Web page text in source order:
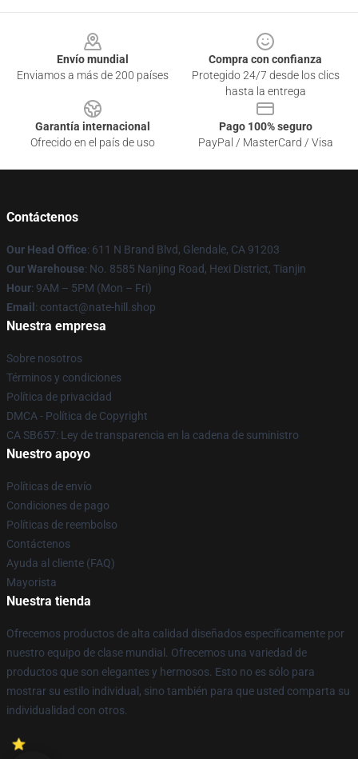
Envío mundial
Enviamos a más de 200 países
Compra con confianza
Protegido 24/7 desde los clics
hasta la entrega
Garantía internacional
Ofrecido en el país de uso
Pago 100% seguro
PayPal / MasterCard / Visa
Contáctenos
Our Head Office: 611 N Brand Blvd, Glendale, CA 91203
Our Warehouse: No. 8585 Nanjing Road, Hexi District, Tianjin
Hour: 9AM – 5PM (Mon – Fri)
Email : contact@nate-hill.shop
Nuestra empresa
Sobre nosotros
Términos y condiciones
Política de privacidad
DMCA - Política de Copyright
CA SB657: Ley de transparencia en la cadena de suministro
Nuestro apoyo
Políticas de envío
Condiciones de pago
Políticas de reembolso
Contáctenos
Ayuda al cliente (FAQ)
Mayorista
Nuestra tienda
Ofrecemos productos de alta calidad diseñados específicamente por
nuestro equipo de clase mundial. Ofrecemos una variedad de
productos que son elegantes y hermosos. Esto no es sólo para
mostrar su estilo individual, sino también para que usted comparta su
individualidad con otros.